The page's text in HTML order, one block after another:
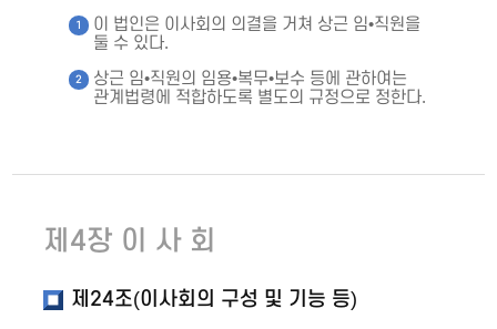
이 법인은 이사회의 의결을 거쳐 상근 임•직원을
둘 수 있다.
상근 임•직원의 임용•복무•보수 등에 관하여는
관계법령에 적합하도록 별도의 규정으로 정한다.
제4장 이 사 회
제24조(이사회의 구성 및 기능 등)